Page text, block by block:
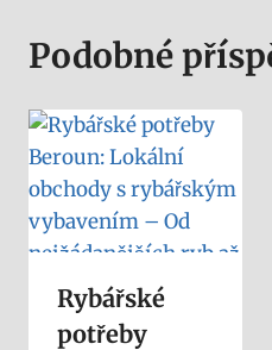
Podobné
Rybářské
potřeby